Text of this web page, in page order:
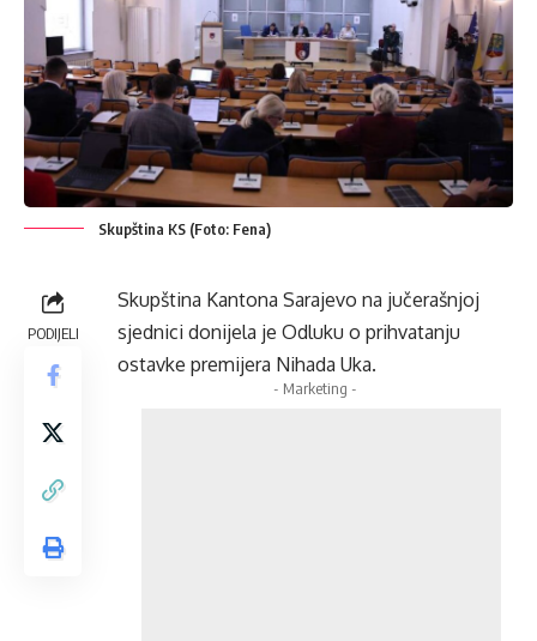
Skupština KS (Foto: Fena)
PODIJELI
Skupština Kantona Sarajevo na jučerašnjoj
sjednici donijela je Odluku o prihvatanju
ostavke premijera Nihada Uka.
- Marketing -